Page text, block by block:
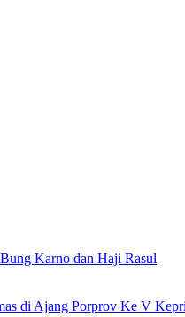
Karno dan Haji Rasul
di Ajang Porprov Ke V